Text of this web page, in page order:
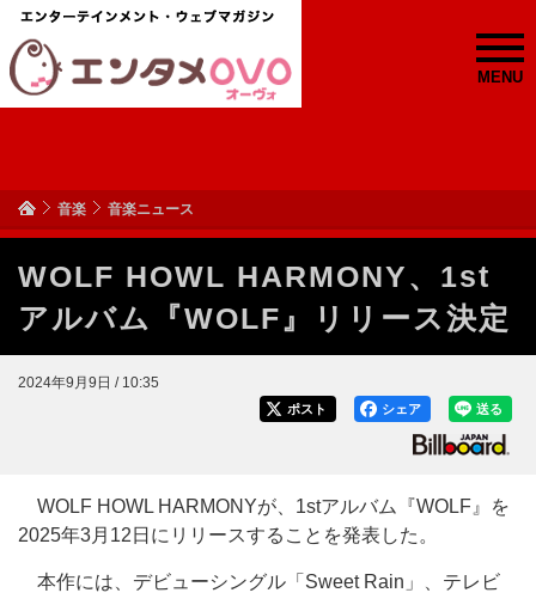
MENU
音楽 音楽ニュース
WOLF HOWL HARMONY、1st
アルバム『WOLF』リリース決定
2024年9月9日 / 10:35
送る
シェア
ポスト
WOLF HOWL HARMONYが、1stアルバム『WOLF』を
2025年3月12日にリリースすることを発表した。
本作には、デビューシングル「Sweet Rain」、テレビ